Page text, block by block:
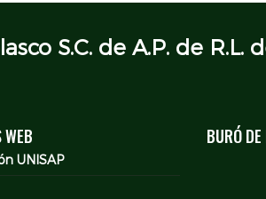
S.C. de A.P. de R.L.
WEB
UNISAP
BURÓ